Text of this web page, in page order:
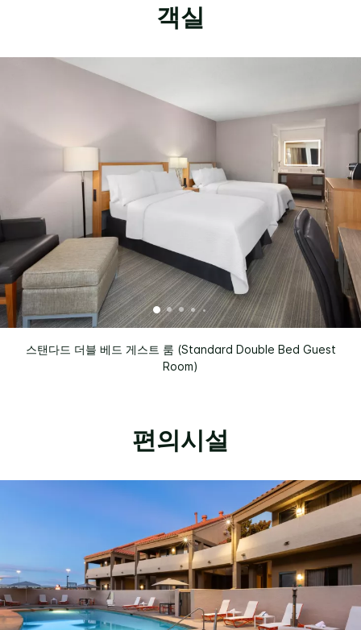
객실
스탠다드 더블 베드 게스트 룸 (Standard Double Bed Guest
Room)
편의시설